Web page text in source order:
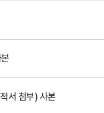
서 첨부) 사본